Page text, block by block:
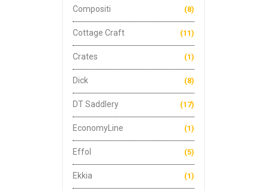
Compositi (8)
Cottage Craft (11)
Crates (1)
Dick (8)
DT Saddlery (17)
EconomyLine (1)
Effol (5)
Ekkia (1)